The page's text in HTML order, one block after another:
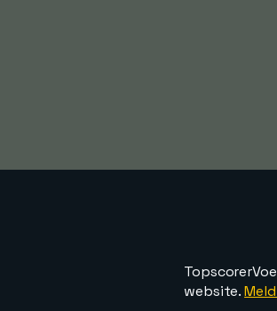
website.